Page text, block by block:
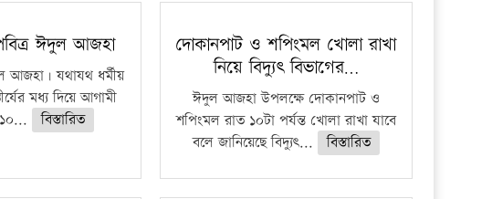
ঈদুল আজহা
যথাযথ ধর্মীয়
মধ্য দিয়ে আগামী
বিস্তারিত
দোকানপাট ও শপিংমল খোলা রাখা
নিয়ে বিদ্যুৎ বিভাগের…
ঈদুল আজহা উপলক্ষে দোকানপাট ও
শপিংমল রাত ১০টা পর্যন্ত খোলা রাখা যাবে
বলে জানিয়েছে বিদ্যুৎ...
বিস্তারিত